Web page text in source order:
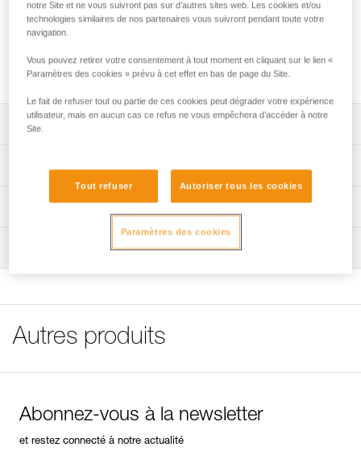
Culotte de protection pour harnais CANYON.
Achetez en ligne
Descriptif
avant 2020 (C86).
Spécifications référence(s)
Référence : C86400
Garantie : 3 ans
Informations techniques
Autres produits
Abonnez-vous à la newsletter
et restez connecté à notre actualité
notre Site et ne vous suivront pas sur d’autres sites web. Les cookies et/ou
technologies similaires de nos partenaires vous suivront pendant toute votre
navigation.
Vous pouvez retirer votre consentement à tout moment en cliquant sur le lien «
Paramètres des cookies » prévu à cet effet en bas de page du Site.
Le fait de refuser tout ou partie de ces cookies peut dégrader votre expérience
utilisateur, mais en aucun cas ce refus ne vous empêchera d’accéder à notre
Site.
Tout refuser Autoriser tous les cookies
Paramètres des cookies